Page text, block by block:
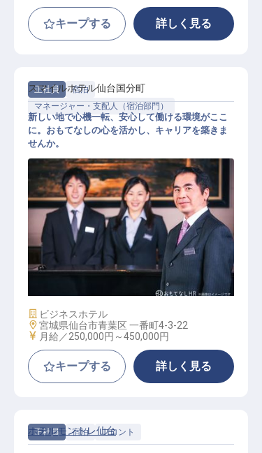
キープする 詳しく見る
正社員
宿泊
マネージャー・支配人（宿泊部門）
ホテル副支配人・マネージャー候補
スマイルホテル仙台国分町
新しい地で心機一転、安心して働ける環境がここ
に。おもてなしの心を活かし、キャリアを築きま
せんか。
施設業態
ビジネスホテル
勤務地
宮城県仙台市青葉区 一番町4-3-22
給与
月給／250,000円～450,000円
キープする 詳しく見る
正社員 宿泊 フロント
ホテルモントレ仙台